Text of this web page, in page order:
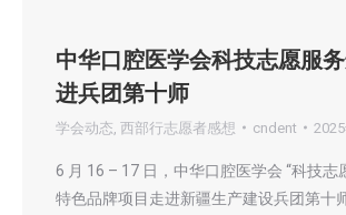
中华口腔医学会科技志愿服
进兵团第十师
学会动态 西部行志愿者感想 cndent
6 月 16 – 17 日，中华口腔医学会 “科技志
特色品牌项目走进新疆生产建设兵团第十